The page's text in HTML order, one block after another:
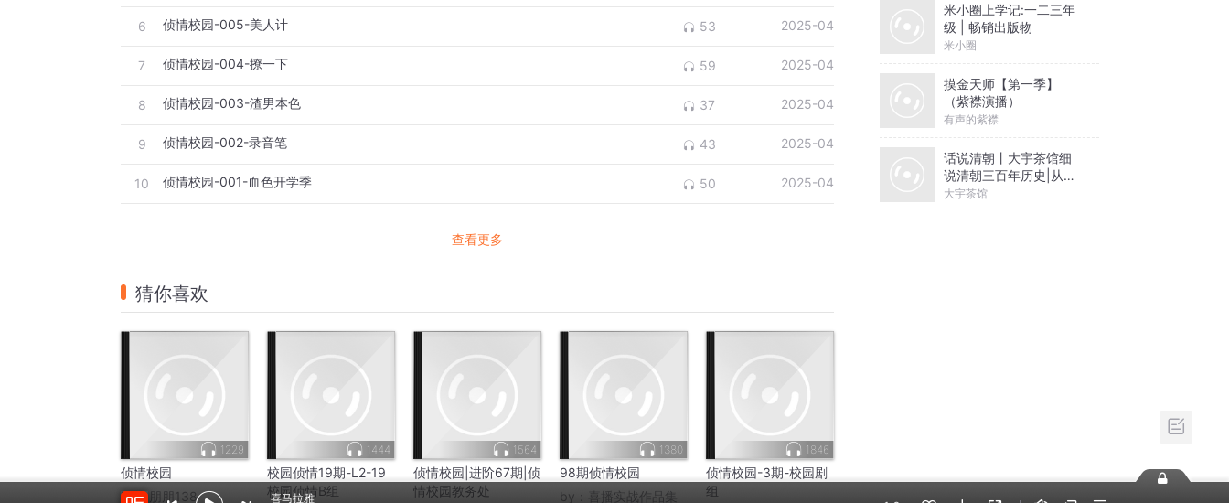
6 侦情校园-005-美人计 53 2025-04
7 侦情校园-004-撩一下 59 2025-04
8 侦情校园-003-渣男本色 37 2025-04
9 侦情校园-002-录音笔 43 2025-04
10 侦情校园-001-血色开学季 50 2025-04
查看更多
猜你喜欢
1229
侦情校园
by：朋朋138
1444
校园侦情19期-L2-19
校园侦情B组
1564
侦情校园|进阶67期|侦
情校园教务处
1380
98期侦情校园
by： 喜播实战作品集
1846
侦情校园-3期-校园剧
组
米小圈上学记:一二三年
级 | 畅销出版物
米小圈
摸金天师【第一季】
（紫襟演播）
有声的紫襟
话说清朝丨大宇茶馆细
说清朝三百年历史|从努
尔哈赤到末代皇帝溥仪|
大宇茶馆
喜马拉雅